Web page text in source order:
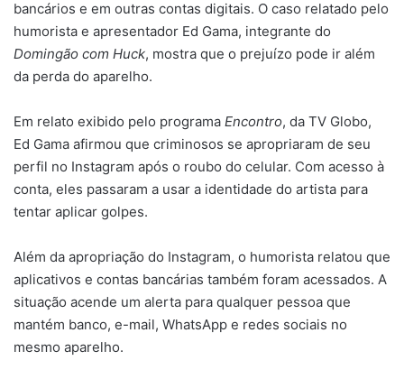
bancários e em outras contas digitais. O caso relatado pelo
humorista e apresentador Ed Gama, integrante do
Domingão com Huck, mostra que o prejuízo pode ir além
da perda do aparelho.
Em relato exibido pelo programa Encontro, da TV Globo,
Ed Gama afirmou que criminosos se apropriaram de seu
perfil no Instagram após o roubo do celular. Com acesso à
conta, eles passaram a usar a identidade do artista para
tentar aplicar golpes.
Além da apropriação do Instagram, o humorista relatou que
aplicativos e contas bancárias também foram acessados. A
situação acende um alerta para qualquer pessoa que
mantém banco, e-mail, WhatsApp e redes sociais no
mesmo aparelho.